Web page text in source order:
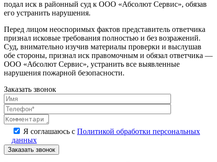
подал иск в районный суд к ООО «Абсолют Сервис», обязав
его устранить нарушения.
Перед лицом неоспоримых фактов представитель ответчика
признал исковые требования полностью и без возражений.
Суд, внимательно изучив материалы проверки и выслушав
обе стороны, признал иск правомочным и обязал ответчика —
ООО «Абсолют Сервис», устранить все выявленные
нарушения пожарной безопасности.
Заказать звонок
Я соглашаюсь с Политикой обработки персональных
данных